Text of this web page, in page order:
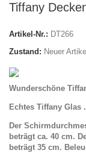
Tiffany
Artikel-Nr.: DT266
Zustand: Neuer Artikel
Wunderschöne
Echtes Tiffany Glas .
Der
beträgt ca. 40 cm.
beträgt 35 cm.